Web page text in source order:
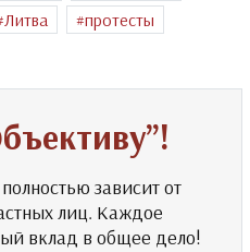
Литва
протесты
зависит от
лиц. Каждое
вклад в общее дело!